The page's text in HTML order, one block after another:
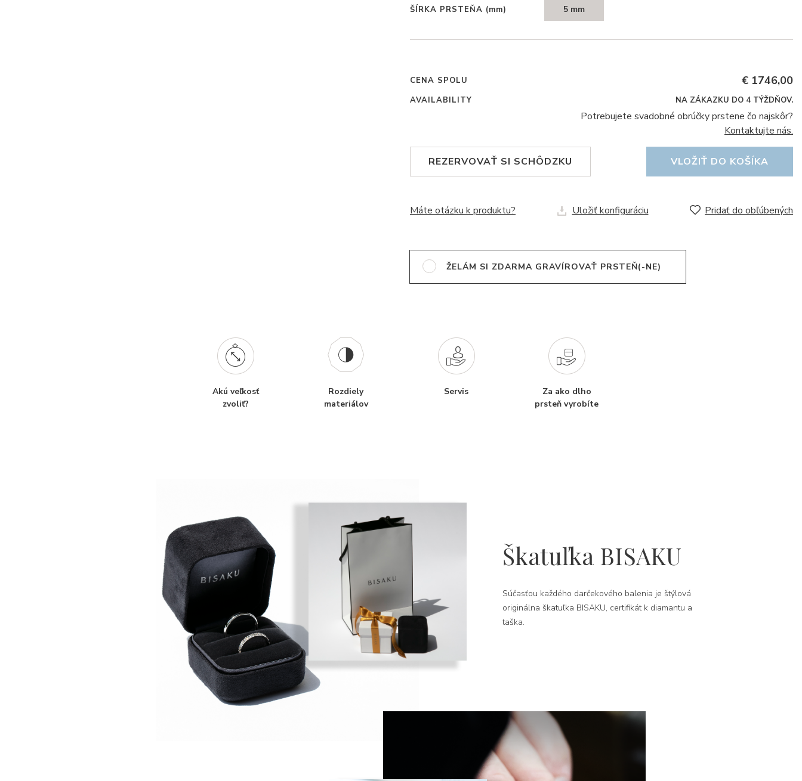
ŠÍRKA PRSTEŇA (mm) 5 mm
CENA SPOLU € 1746,00
AVAILABILITY NA ZÁKAZKU DO 4 TÝŽDŇOV.
Potrebujete svadobné obrúčky prstene čo najskôr?
Kontaktujte nás.
REZERVOVAŤ SI SCHÔDZKU VLOŽIŤ DO KOŠÍKA
Máte otázku k produktu? Uložiť konfiguráciu Pridať do obľúbených
ŽELÁM SI ZDARMA GRAVÍROVAŤ PRSTEŇ(-NE)
Akú veľkosť
zvoliť?
Rozdiely
materiálov
Servis
Za ako dlho
prsteň vyrobíte
Škatuľka BISAKU
Súčasťou každého darčekového balenia je štýlová
originálna škatuľka BISAKU, certifikát k diamantu a
taška.